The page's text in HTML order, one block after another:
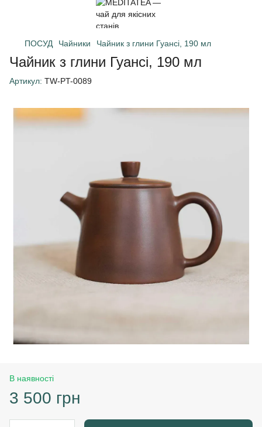
ПОСУД Чайники Чайник з глини Гуансі, 190 мл
Чайник з глини Гуансі, 190 мл
Артикул: TW-PT-0089
В наявності
3 500 грн